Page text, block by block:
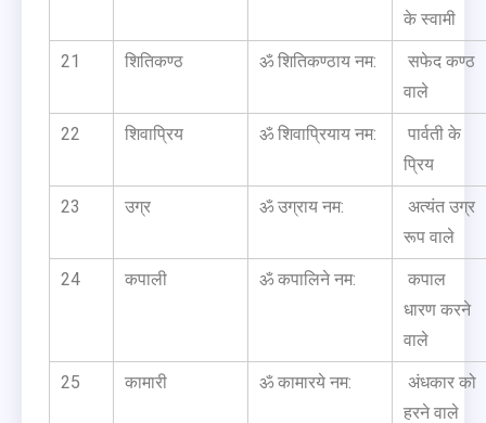
के स्वामी
21 शितिकण्ठ ॐ शितिकण्ठाय नम:
सफेद कण्ठ
वाले
22 शिवाप्रिय ॐ शिवाप्रियाय नम:
पार्वती के
प्रिय
23 उग्र ॐ उग्राय नम:
अत्यंत उग्र
रूप वाले
24 कपाली ॐ कपालिने नम:
कपाल
धारण करने
वाले
25 कामारी ॐ कामारये नम:
अंधकार को
हरने वाले